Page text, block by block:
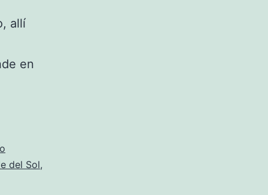
allí
en
del Sol,